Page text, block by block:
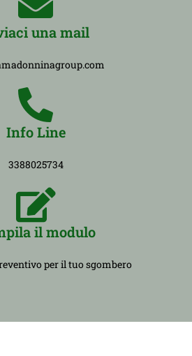
una mail
Info Line
3388025734
il modulo
per il tuo sgombero